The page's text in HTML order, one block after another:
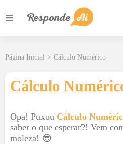
Página Inicial > Cálculo Numérico
Cálculo
Opa! Puxou Cálculo
saber o que esperar?! Vem
moleza! 😎